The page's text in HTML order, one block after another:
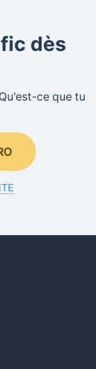
dès
ce que tu